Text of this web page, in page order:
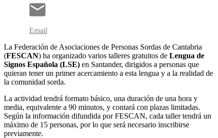
Email
La Federación de Asociaciones de Personas Sordas de Cantabria
(FESCAN) ha organizado varios talleres gratuitos de Lengua de
Signos Española (LSE) en Santander, dirigidos a personas que
quieran tener un primer acercamiento a esta lengua y a la realidad de
la comunidad sorda.
La actividad tendrá formato básico, una duración de una hora y
media, equivalente a 90 minutos, y contará con plazas limitadas.
Según la información difundida por FESCAN, cada taller tendrá un
máximo de 15 personas, por lo que será necesario inscribirse
previamente.